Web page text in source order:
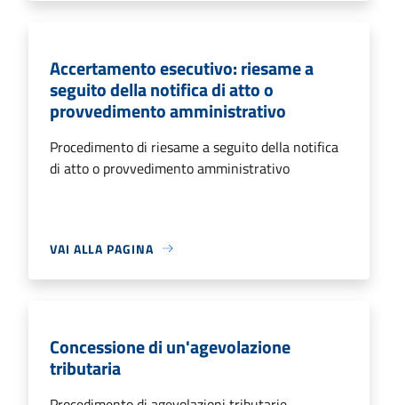
Accertamento esecutivo: riesame a
seguito della notifica di atto o
provvedimento amministrativo
Procedimento di riesame a seguito della notifica
di atto o provvedimento amministrativo
VAI ALLA PAGINA
Concessione di un'agevolazione
tributaria